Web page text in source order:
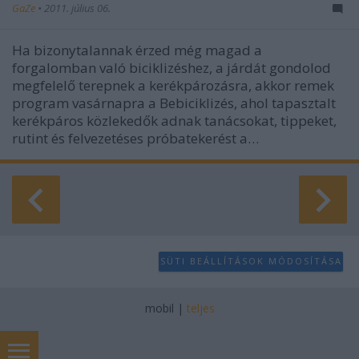
GaZe • 2011. július 06.
Ha bizonytalannak érzed még magad a
forgalomban való biciklizéshez, a járdát gondolod
megfelelő terepnek a kerékpározásra, akkor remek
program vasárnapra a Bebiciklizés, ahol tapasztalt
kerékpáros közlekedők adnak tanácsokat, tippeket,
rutint és felvezetéses próbatekerést a…
SÜTI BEÁLLÍTÁSOK MÓDOSÍTÁSA
mobil | teljes